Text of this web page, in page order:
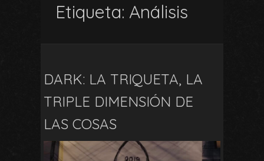
Etiqueta: Análisis
DARK: LA TRIQUETA, LA
TRIPLE DIMENSIÓN DE
LAS COSAS